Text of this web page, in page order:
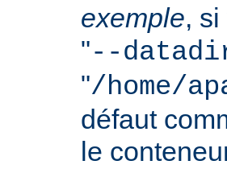
exemple,
"--
"/home/
défaut
le